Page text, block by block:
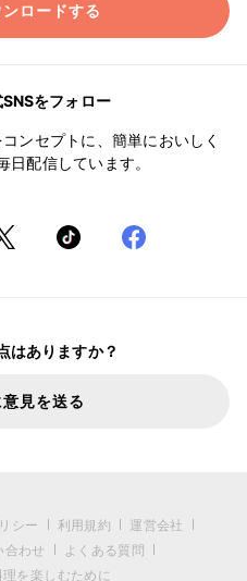
ロードする
をフォロー
ンセプトに、簡単においしく
日配信しています。
はありますか？
見を送る
シー 利用規約
運営会社
合わせ
よくある質問
を楽しむために